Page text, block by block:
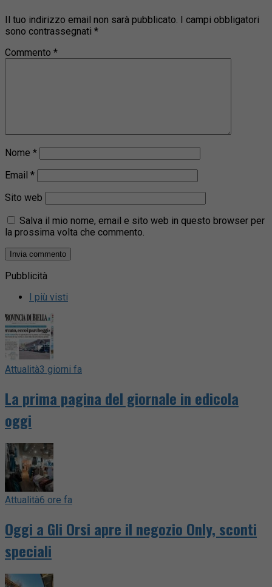
Il tuo indirizzo email non sarà pubblicato.
I campi obbligatori
sono contrassegnati *
Commento *
Nome *
Email *
Sito web
Salva il mio nome, email e sito web in questo browser per
la prossima volta che commento.
Pubblicità
I più visti
Attualità3 giorni fa
La prima pagina del giornale in edicola
oggi
Attualità6 ore fa
Oggi a Gli Orsi apre il negozio Only, sconti
speciali